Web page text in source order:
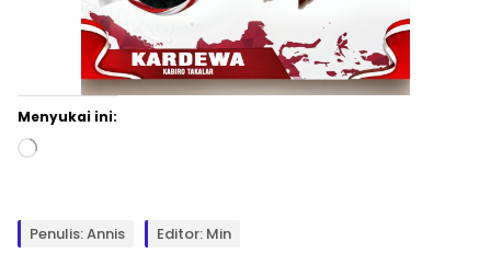
Menyukai ini:
Memuat...
Penulis: Annis Editor: Min